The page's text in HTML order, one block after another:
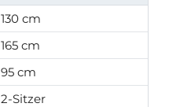
130 cm
165 cm
95 cm
2-Sitzer